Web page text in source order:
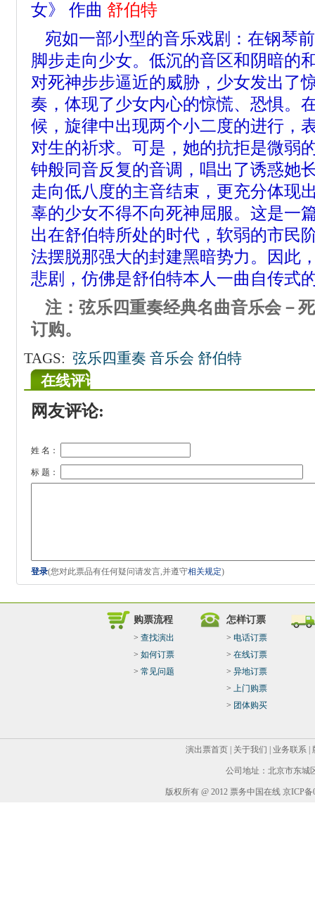
女》 作曲 舒伯特
宛如一部小型的音乐戏剧：在钢琴
脚步走向少女。低沉的音区和阴暗的
对死神步步逼近的威胁，少女发出了
奏，体现了少女内心的惊慌、恐惧。
候，旋律中出现两个小二度的进行，
对生的祈求。可是，她的抗拒是微弱
钟般同音反复的音调，唱出了诱惑她
走向低八度的主音结束，更充分体现
辜的少女不得不向死神屈服。这是一
出在舒伯特所处的时代，软弱的市民
法摆脱那强大的封建黑暗势力。因此
悲剧，仿佛是舒伯特本人一曲自传式
注： 弦乐四重奏经典名曲音乐会－
订购。
TAGS: 弦乐四重奏 音乐会 舒伯特
在线评论
网友评论:
姓 名：
标 题：
登录(您对此票品有任何疑问请发言,并遵守相关规定)
购票流程
> 查找演出
> 如何订票
> 常见问题
怎样订票
> 电话订票
> 在线订票
> 异地订票
> 上门购票
> 团体购买
演出票首页 关于我们 业务联系
公司地址：北京市东城
版权所有 @ 2012 票务中国在线 京ICP